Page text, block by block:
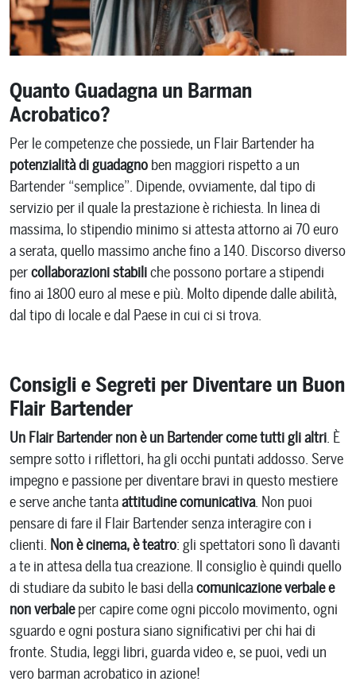
Quanto Guadagna un Barman
Acrobatico?
Per le competenze che possiede, un Flair Bartender ha
potenzialità di guadagno ben maggiori rispetto a un
Bartender “semplice”. Dipende, ovviamente, dal tipo di
servizio per il quale la prestazione è richiesta. In linea di
massima, lo stipendio minimo si attesta attorno ai 70 euro
a serata, quello massimo anche fino a 140. Discorso diverso
percollaborazioni stabiliche possono portare a stipendi
fino ai 1800 euro al mese e più. Molto dipende dalle abilità,
dal tipo di locale e dal Paese in cui ci si trova.
Consigli e Segreti per Diventare un Buon
Flair Bartender
Un Flair Bartender non è un Bartender come tutti gli altri. È
sempre sotto i riflettori, ha gli occhi puntati addosso. Serve
impegno e passione per diventare bravi in questo mestiere
e serve anche tantaattitudine comunicativa. Non puoi
pensare di fare il Flair Bartender senza interagire con i
clienti. Non è cinema, è teatro: gli spettatori sono lì davanti
a te in attesa della tua creazione. Il consiglio è quindi quello
di studiare da subito le basi dellacomunicazione verbale e
non verbaleper capire come ogni piccolo movimento, ogni
sguardo e ogni postura siano significativi per chi hai di
fronte. Studia, leggi libri, guarda video e, se puoi, vedi un
vero barman acrobatico in azione!